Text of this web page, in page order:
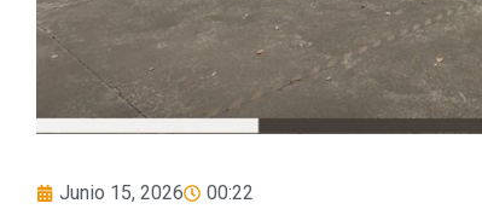
Junio 15, 2026 00:22